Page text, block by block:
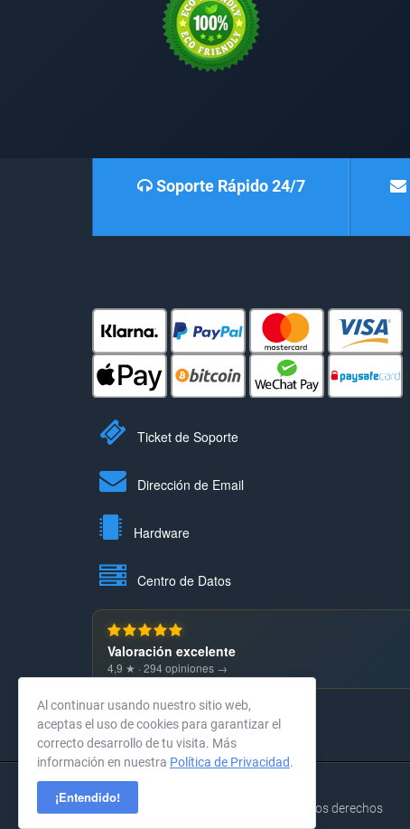
Soporte Rápido 24/7
Ticket de Soporte
Dirección de Email
Hardware
Centro de Datos
Valoración excelente
4,9 ★ · 294 opiniones →
© 2004-2026 KernelHost GmbH. Todos los derechos
Al continuar usando nuestro sitio web,
aceptas el uso de cookies para garantizar el
correcto desarrollo de tu visita. Más
información en nuestra Política de Privacidad.
¡Entendido!